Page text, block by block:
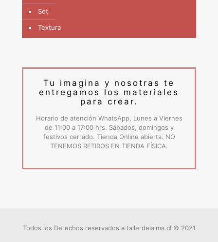
Set
Textura
Tu imagina y nosotras te
entregamos los materiales
para crear.
Horario de atención WhatsApp, Lunes a Viernes
de 11:00 a 17:00 hrs. Sábados, domingos y
festivos cerrado. Tienda Online abierta. NO
TENEMOS RETIROS EN TIENDA FÍSICA.
Todos los Derechos reservados a tallerdelalma.cl © 2021